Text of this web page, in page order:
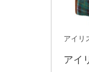
アイリ
アイ